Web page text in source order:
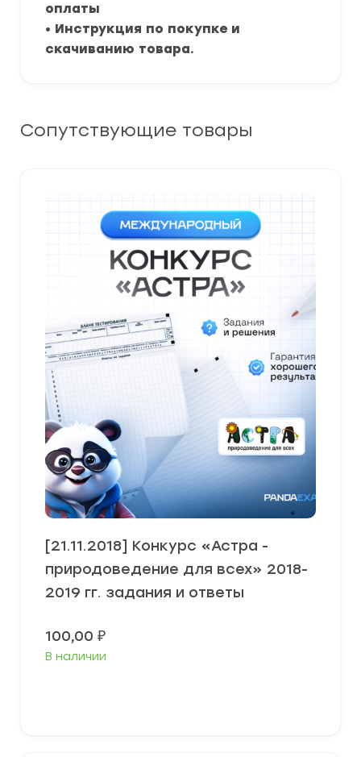
оплаты
• Инструкция по покупке и
скачиванию товара.
Сопутствующие товары
[21.11.2018] Конкурс «Астра -
природоведение для всех» 2018-
2019 гг. задания и ответы
100,00 ₽
В наличии